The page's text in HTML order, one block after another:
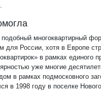
многоквартирный
для России, хотя в Европе
в рамках единого
уже многие
в рамках подмосковного
в 1998 году в поселке